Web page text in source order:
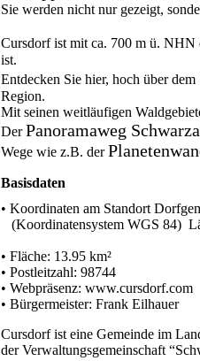
Sie werden nicht nur gezeigt,
Cursdorf ist mit ca. 700 m ü. NHN
ist.
Entdecken Sie hier, hoch über dem
Region.
Mit seinen weitläufigen
DerPanoramaweg
Wege wie z.B. der
Basisdaten
• Koordinaten am Standort
(Koordinatensystem WGS 84)
Breite 50°
• Fläche: 13.95 km²
• Postleitzahl: 98744
• Webpräsenz: www.cursdorf.com
• Bürgermeister: Frank Eilhauer
Cursdorf ist eine Gemeinde im
der Verwaltungsgemeinschaft